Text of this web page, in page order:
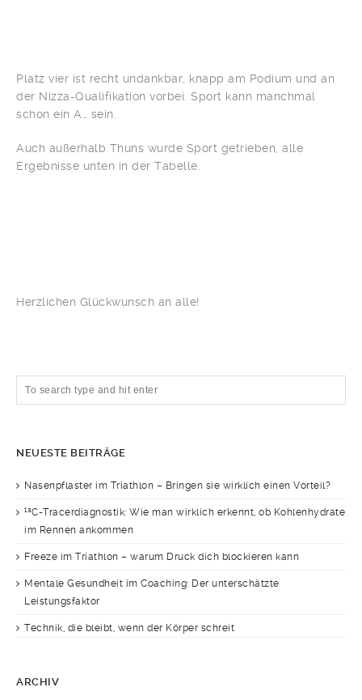
Platz vier ist recht undankbar, knapp am Podium und an
der Nizza-Qualifikation vorbei. Sport kann manchmal
schon ein A… sein.
Auch außerhalb Thuns wurde Sport getrieben, alle
Ergebnisse unten in der Tabelle.
Herzlichen Glückwunsch an alle!
NEUESTE BEITRÄGE
Nasenpflaster im Triathlon – Bringen sie wirklich einen Vorteil?
¹³C-Tracerdiagnostik: Wie man wirklich erkennt, ob Kohlenhydrate
im Rennen ankommen
Freeze im Triathlon – warum Druck dich blockieren kann
Mentale Gesundheit im Coaching: Der unterschätzte
Leistungsfaktor
Technik, die bleibt, wenn der Körper schreit
ARCHIV